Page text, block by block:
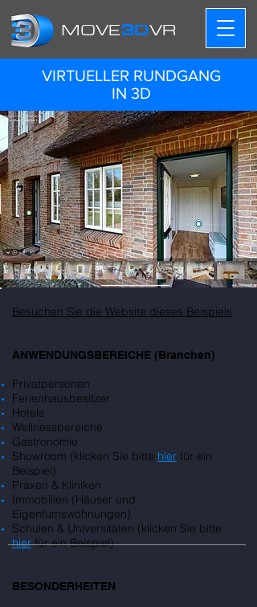
MOVE3DVR
VIRTUELLER RUNDGANG
IN 3D
Besuchen Sie die Website dieses Beispiels
ANWENDUNGSBEREICHE (Branchen)
Privatpersonen
Ferienhausbesitzer
Hotels
Wellnessbereiche
Gastronomie
Showroom (klicken Sie bitte hier für ein
Beispiel)
Praxen & Kliniken
Immobilien (Häuser und
Eigentumswohnungen)
Schulen & Universitäten (klicken Sie bitte
hierfür ein Beispiel)
BESONDERHEITEN